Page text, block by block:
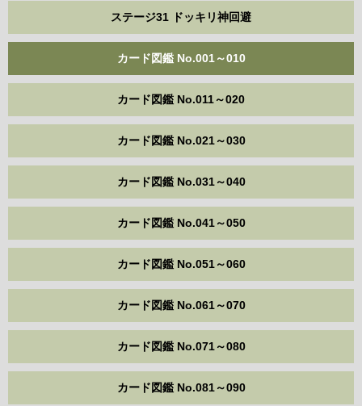
ステージ31 ドッキリ神回避
カード図鑑 No.001～010
カード図鑑 No.011～020
カード図鑑 No.021～030
カード図鑑 No.031～040
カード図鑑 No.041～050
カード図鑑 No.051～060
カード図鑑 No.061～070
カード図鑑 No.071～080
カード図鑑 No.081～090